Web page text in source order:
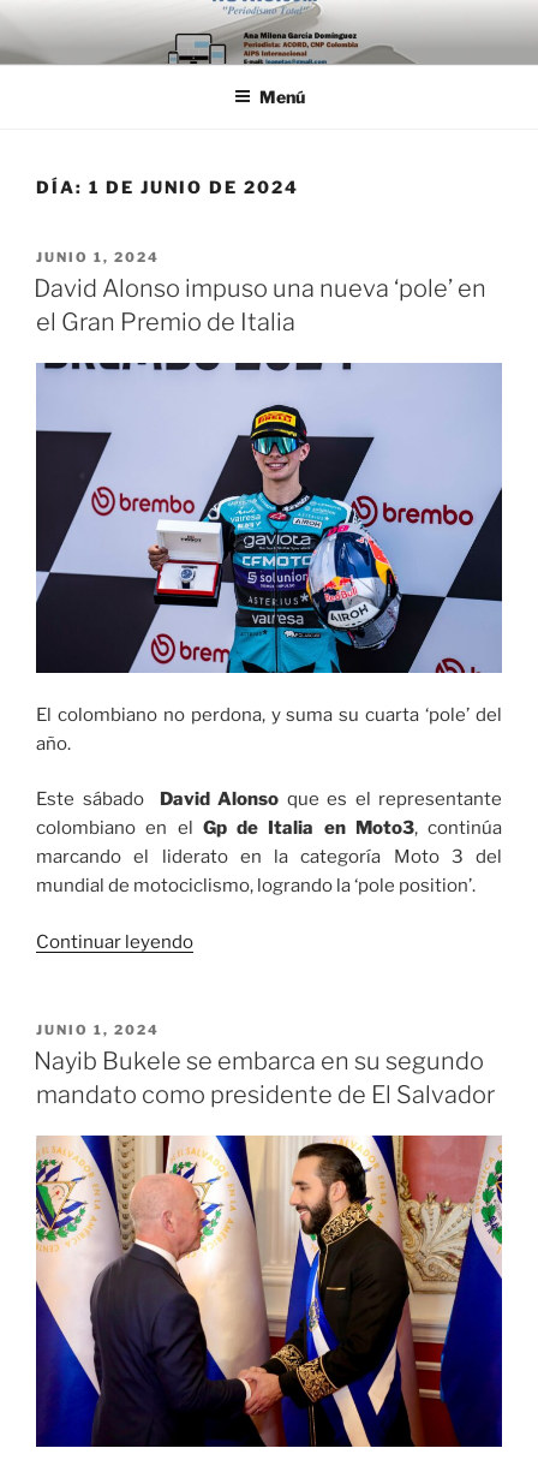
Saltar
al
contenido
Menú
DÍA: 1 DE JUNIO DE 2024
PUBLICADO
EL
JUNIO 1, 2024
David Alonso impuso una nueva ‘pole’ en
el Gran Premio de Italia
El colombiano no perdona, y suma su cuarta ‘pole’ del
año.
Este sábado David Alonso que es el representante
colombiano en el Gp de Italia en Moto3, continúa
marcando el liderato en la categoría Moto 3 del
mundial de motociclismo, logrando la ‘pole position’.
Continuar leyendo«David
nueva
‘pole’
en
el
Gran
Premio
de
Italia»
PUBLICADO
EL
JUNIO 1, 2024
Nayib Bukele se embarca en su segundo
mandato como presidente de El Salvador